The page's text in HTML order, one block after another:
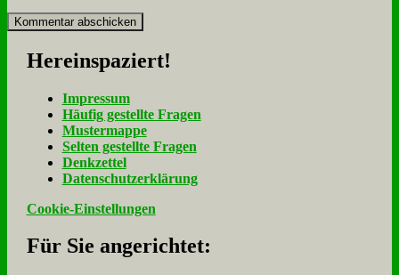
Her­ein­spa­ziert!
Im­pres­sum
Häu­fig ge­stell­te Fra­gen
Mu­ster­map­pe
Sel­ten ge­stell­te Fra­gen
Denk­zet­tel
Da­ten­schutz­er­klä­rung
Cookie-Einstellungen
Für Sie an­ge­rich­tet: